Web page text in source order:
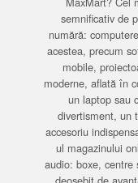
semnificativ de
numără:
acestea, precum
mobile,
moderne, aflată în
un laptop sau
divertisment, un
accesoriu
ul magazinului
audio: boxe, centre